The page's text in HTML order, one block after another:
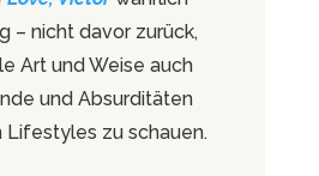
– nicht davor zurück,
Art und Weise auch
und Absurditäten
Lifestyles zu schauen.